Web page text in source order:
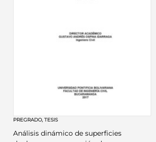
PREGRADO, TESIS
Análisis dinámico de superficies